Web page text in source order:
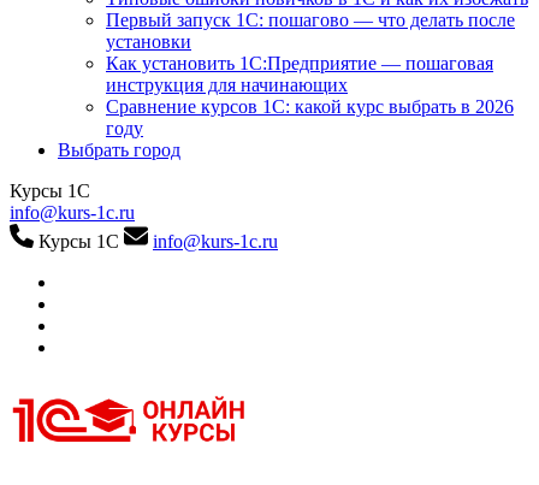
Первый запуск 1С: пошагово — что делать после
установки
Как установить 1С:Предприятие — пошаговая
инструкция для начинающих
Сравнение курсов 1С: какой курс выбрать в 2026
году
Выбрать город
Курсы 1С
info@kurs-1c.ru
Курсы 1С
info@kurs-1c.ru